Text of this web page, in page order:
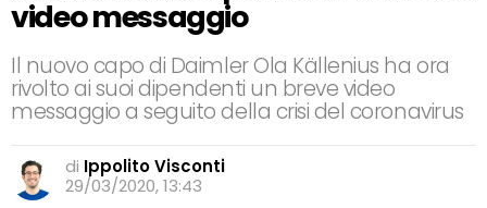
video messaggio
Il nuovo capo di Daimler Ola Källenius ha ora
rivolto ai suoi dipendenti un breve video
messaggio a seguito della crisi del coronavirus
di Ippolito Visconti
29/03/2020, 13:43